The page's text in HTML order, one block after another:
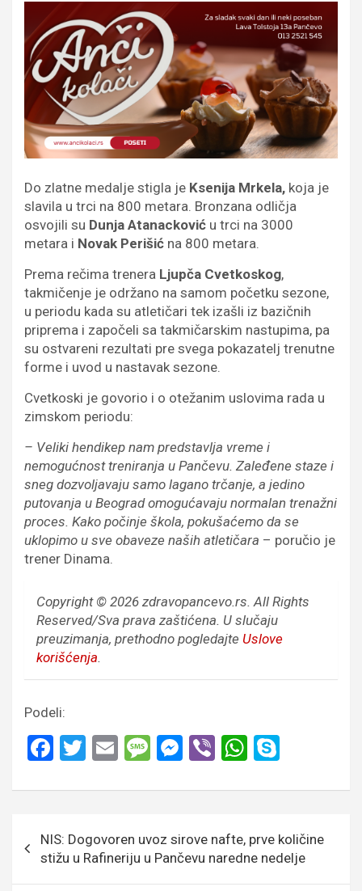
Do zlatne medalje stigla je Ksenija Mrkela, koja je
slavila u trci na 800 metara. Bronzana odličja
osvojili su Dunja Atanacković u trci na 3000
metara i Novak Perišić na 800 metara.
Prema rečima trenera Ljupča Cvetkoskog,
takmičenje je održano na samom početku sezone,
u periodu kada su atletičari tek izašli iz bazičnih
priprema i započeli sa takmičarskim nastupima, pa
su ostvareni rezultati pre svega pokazatelj trenutne
forme i uvod u nastavak sezone.
Cvetkoski je govorio i o otežanim uslovima rada u
zimskom periodu:
– Veliki hendikep nam predstavlja vreme i
nemogućnost treniranja u Pančevu. Zaleđene staze i
sneg dozvoljavaju samo lagano trčanje, a jedino
putovanja u Beograd omogućavaju normalan trenažni
proces. Kako počinje škola, pokušaćemo da se
uklopimo u sve obaveze naših atletičara – poručio je
trener Dinama.
Copyright © 2026 zdravopancevo.rs. All Rights
Reserved/Sva prava zaštićena. U slučaju
preuzimanja, prethodno pogledajte Uslove
korišćenja.
Podeli:
F
ce
o
o
T
tt
E
ail
M
s
g
e
M
se
g
er
Vi
er
W
at
A
p
p
чланка
NIS: Dogovoren uvoz sirove nafte, prve količine
stižu u Rafineriju u Pančevu naredne nedelje